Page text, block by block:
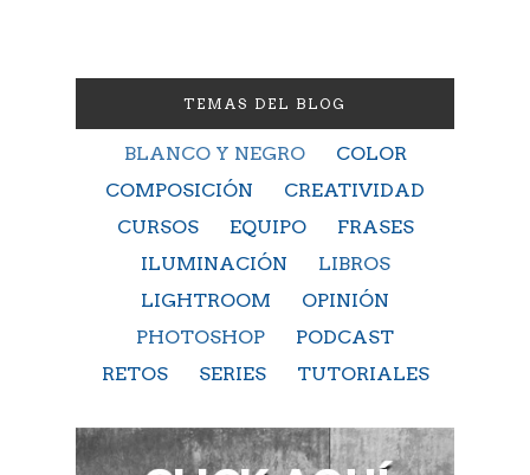
TEMAS DEL BLOG
BLANCO Y NEGRO
COLOR
COMPOSICIÓN
CREATIVIDAD
CURSOS
EQUIPO
FRASES
ILUMINACIÓN
LIBROS
LIGHTROOM
OPINIÓN
PHOTOSHOP
PODCAST
RETOS
SERIES TUTORIALES